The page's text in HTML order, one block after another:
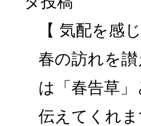
【 気配を感
春の訪れを
は「春告草
伝えてくれ